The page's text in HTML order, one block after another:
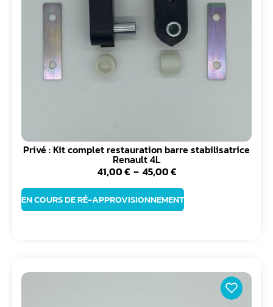
Privé : Kit complet restauration barre stabilisatrice
Renault 4L
41,00€ – 45,00€
EN COURS DE RÉ-APPROVISIONNEMENT